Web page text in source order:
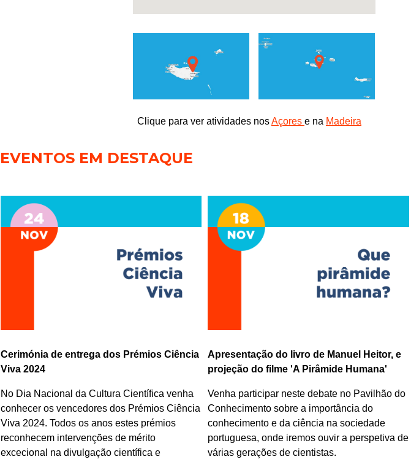
Clique para ver atividades nosAçores e na Madeira
EVENTOS EM DESTAQUE
Apresentação do livro de Manuel Heitor, e
projeção do filme 'A Pirâmide Humana'
Venha participar neste debate no Pavilhão do
Conhecimento sobre a importância do
conhecimento e da ciência na sociedade
portuguesa, onde iremos ouvir a perspetiva de
várias gerações de cientistas.
Debate sobre a inteligência artificial na
educação
Esta conferência organizada em parceria com
a APDSI irá juntar os principais intervenientes
na área da educação para abordar o impacto
atual e futuro desta tecnologia